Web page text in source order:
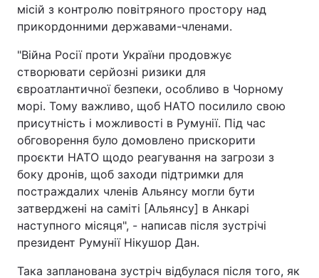
місій з контролю повітряного простору над
прикордонними державами-членами.
"Війна Росії проти України продовжує
створювати серйозні ризики для
євроатлантичної безпеки, особливо в Чорному
морі. Тому важливо, щоб НАТО посилило свою
присутність і можливості в Румунії. Під час
обговорення було домовлено прискорити
проєкти НАТО щодо реагування на загрози з
боку дронів, щоб заходи підтримки для
постраждалих членів Альянсу могли бути
затверджені на саміті [Альянсу] в Анкарі
наступного місяця", - написав після зустрічі
президент Румунії Нікушор Дан.
Така запланована зустріч відбулася після того, як